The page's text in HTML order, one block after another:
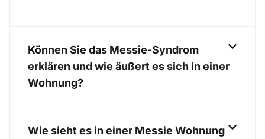
Können Sie das Messie-Syndrom
erklären und wie äußert es sich in einer
Wohnung?
Wie sieht es in einer Messie Wohnung